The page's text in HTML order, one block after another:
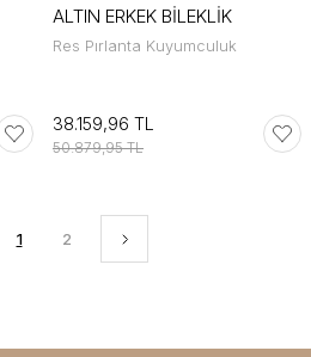
ALTIN ERKEK BİLEKLİK
Res Pırlanta Kuyumculuk
38.159,96 TL
50.879,95 TL
1 2